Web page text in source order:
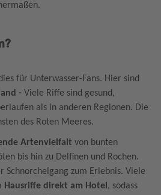
für Unterwasser-Fans. Hier sind
- Viele Riffe sind gesund,
als in anderen Regionen. Die
des Roten Meeres.
Artenvielfalt von bunten
bis hin zu Delfinen und Rochen.
Schnorchelgang zum Erlebnis. Viele
Hausriffe direkt am Hotel , sodass